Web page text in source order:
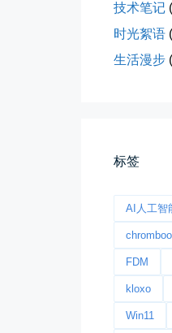
早晨外
影子是
我的影
技术笔记
时光絮语
生活漫步
标签
AI人工智
FDM
kloxo
Win11